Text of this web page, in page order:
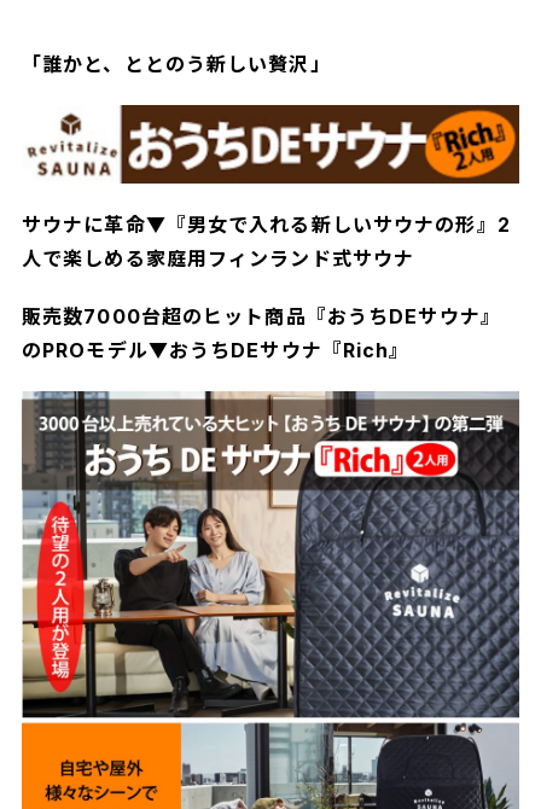
「誰かと、ととのう新しい贅沢」
サウナに革命▼『男女で入れる新しいサウナの形』2
人で楽しめる家庭用フィンランド式サウナ
販売数7000台超のヒット商品『おうちDEサウナ』
のPROモデル▼おうちDEサウナ『Rich』